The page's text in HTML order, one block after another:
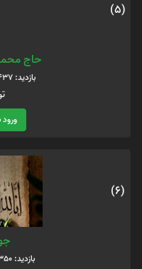
(5)
حاج
بازدید: 437 - کد متوفی: 26402
(6)
بازدید: 350 - کد متوفی: 26420